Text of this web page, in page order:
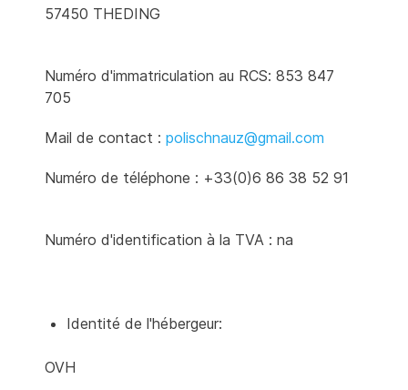
57450 THEDING
Numéro d'immatriculation au RCS: 853 847
705
Mail de contact : polischnauz@gmail.com
Numéro de téléphone : +33(0)6 86 38 52 91
Numéro d'identification à la TVA : na
Identité de l'hébergeur:
OVH